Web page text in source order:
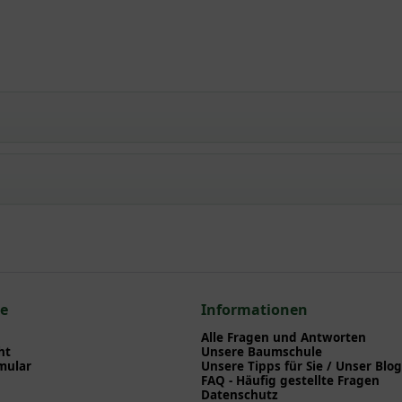
'Nostalgie'
Informationen
Alle Fragen und Antworten
Unsere Baumschule
Unsere Tipps für Sie / Unser Blog
FAQ - Häufig gestellte Fragen
Datenschutz